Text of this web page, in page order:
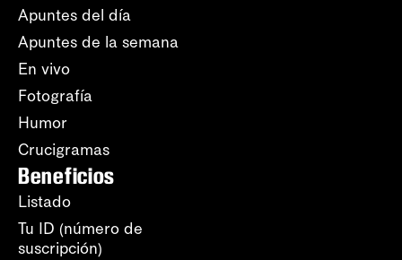
Apuntes del día
Apuntes de la semana
En vivo
Fotografía
Humor
Crucigramas
Beneficios
Listado
Tu ID (número de
suscripción)